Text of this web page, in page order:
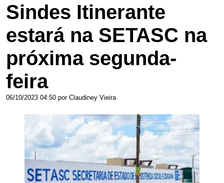
Sindes Itinerante
estará na SETASC na
próxima segunda-
feira
06/10/2023 04:50 por Claudiney Vieira